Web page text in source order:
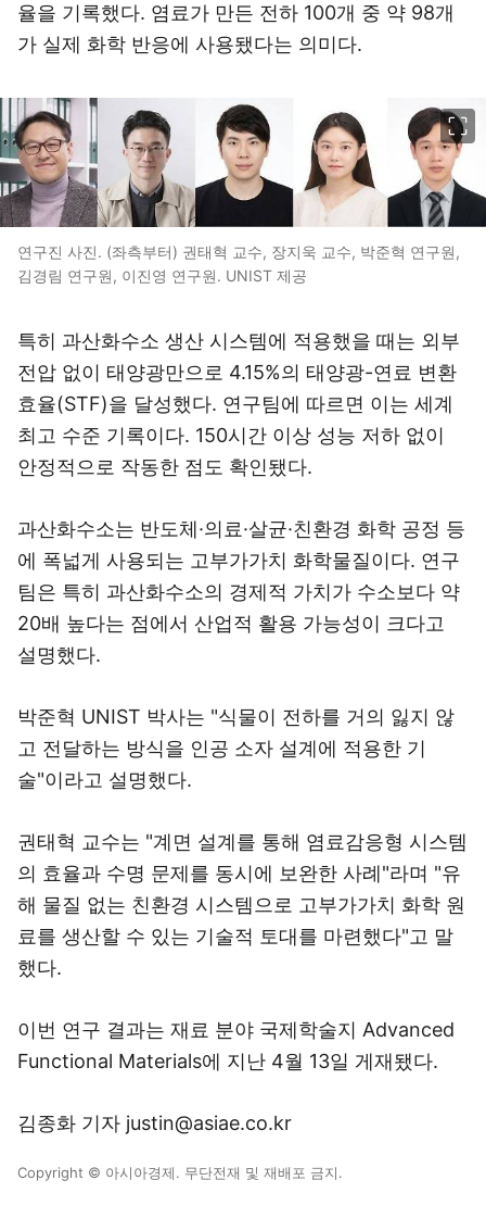
율을 기록했다. 염료가 만든 전하 100개 중 약 98개
가 실제 화학 반응에 사용됐다는 의미다.
연구진 사진. (좌측부터) 권태혁 교수, 장지욱 교수, 박준혁 연구원,
김경림 연구원, 이진영 연구원. UNIST 제공
특히 과산화수소 생산 시스템에 적용했을 때는 외부
전압 없이 태양광만으로 4.15%의 태양광-연료 변환
효율(STF)을 달성했다. 연구팀에 따르면 이는 세계
최고 수준 기록이다. 150시간 이상 성능 저하 없이
안정적으로 작동한 점도 확인됐다.
과산화수소는 반도체·의료·살균·친환경 화학 공정 등
에 폭넓게 사용되는 고부가가치 화학물질이다. 연구
팀은 특히 과산화수소의 경제적 가치가 수소보다 약
20배 높다는 점에서 산업적 활용 가능성이 크다고
설명했다.
박준혁 UNIST 박사는 "식물이 전하를 거의 잃지 않
고 전달하는 방식을 인공 소자 설계에 적용한 기
술"이라고 설명했다.
권태혁 교수는 "계면 설계를 통해 염료감응형 시스템
의 효율과 수명 문제를 동시에 보완한 사례"라며 "유
해 물질 없는 친환경 시스템으로 고부가가치 화학 원
료를 생산할 수 있는 기술적 토대를 마련했다"고 말
했다.
이번 연구 결과는 재료 분야 국제학술지 Advanced
Functional Materials에 지난 4월 13일 게재됐다.
김종화 기자 justin@asiae.co.kr
Copyright © 아시아경제. 무단전재 및 재배포 금지.